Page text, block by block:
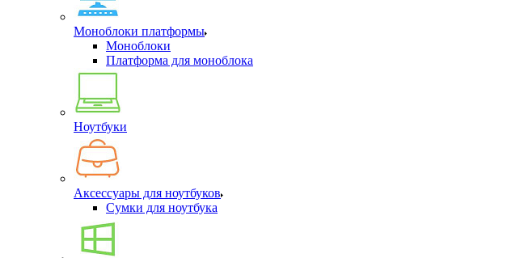
Моноблоки платформы
Моноблоки
Платформа для моноблока
Ноутбуки
Аксессуары для ноутбуков
Сумки для ноутбука